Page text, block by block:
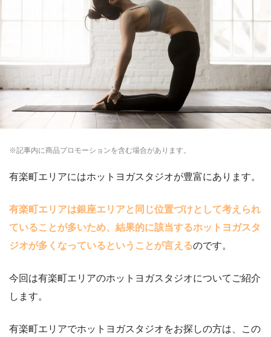
※記事内に商品プロモーションを含む場合があります。
有楽町エリアにはホットヨガスタジオが豊富にあります。
有楽町エリアは銀座エリアと同じ位置づけとして考えられ
ていることが多いため、結果的に該当するホットヨガスタ
ジオが多くなっているということが言えるのです。
今回は有楽町エリアのホットヨガスタジオについてご紹介
します。
有楽町エリアでホットヨガスタジオをお探しの方は、この